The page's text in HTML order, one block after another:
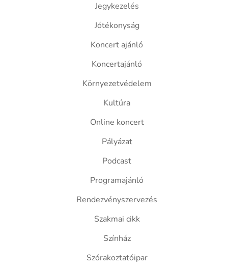
Jegykezelés
Jótékonyság
Koncert ajánló
Koncertajánló
Környezetvédelem
Kultúra
Online koncert
Pályázat
Podcast
Programajánló
Rendezvényszervezés
Szakmai cikk
Színház
Szórakoztatóipar